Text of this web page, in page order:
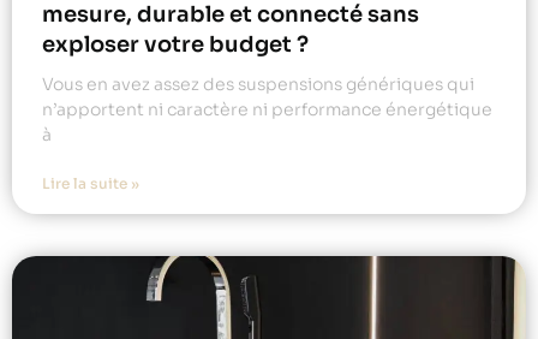
mesure, durable et connecté sans
exploser votre budget ?
Vous en avez assez des suspensions génériques qui
n’apportent ni caractère ni performance énergétique
à
Lire la suite »